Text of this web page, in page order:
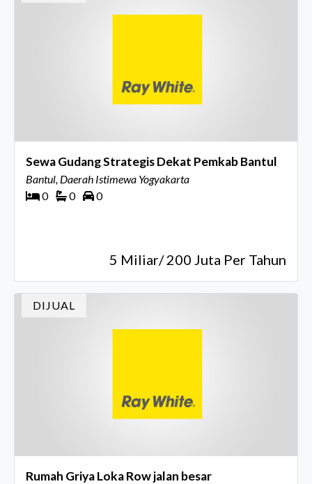
Sewa Gudang Strategis Dekat Pemkab Bantul
Bantul, Daerah Istimewa Yogyakarta
0
0 0
5 Miliar/ 200 Juta Per Tahun
DIJUAL
Rumah Griya Loka Row jalan besar